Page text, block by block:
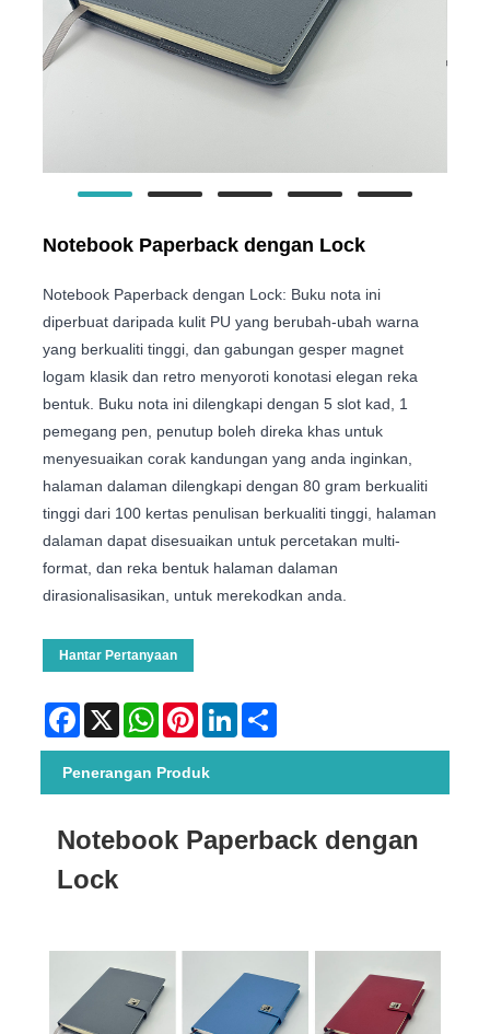
Notebook Paperback dengan Lock
Notebook Paperback dengan Lock: Buku nota ini
diperbuat daripada kulit PU yang berubah-ubah warna
yang berkualiti tinggi, dan gabungan gesper magnet
logam klasik dan retro menyoroti konotasi elegan reka
bentuk. Buku nota ini dilengkapi dengan 5 slot kad, 1
pemegang pen, penutup boleh direka khas untuk
menyesuaikan corak kandungan yang anda inginkan,
halaman dalaman dilengkapi dengan 80 gram berkualiti
tinggi dari 100 kertas penulisan berkualiti tinggi, halaman
dalaman dapat disesuaikan untuk percetakan multi-
format, dan reka bentuk halaman dalaman
dirasionalisasikan, untuk merekodkan anda.
Hantar Pertanyaan
Facebook
X WhatsAppPinterestLinkedIn
Penerangan Produk
Notebook Paperback dengan
Lock